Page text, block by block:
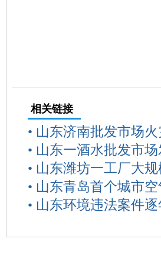
相关链接
• 山东济南批发市场
• 山东一酒水批发市
• 山东潍坊一工厂大
• 山东青岛首个城市
• 山东环境违法案件